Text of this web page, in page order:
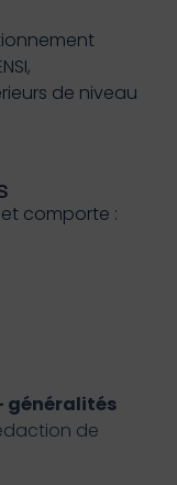
de niveau
comporte :
généralités
de